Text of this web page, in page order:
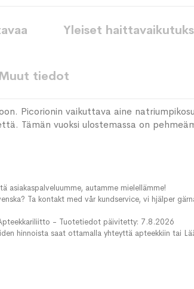
Picorionin vaikuttava aine
Tämän vuoksi ulostemassa on
Yleiset
tiedot
asiakaspalveluumme, autamme mielellämme!
Ta kontakt med vår kundservice, vi hjälper
- Tuotetiedot päivitetty: 7.8.2026
hinnoista saat ottamalla yhteyttä apteekkiin tai